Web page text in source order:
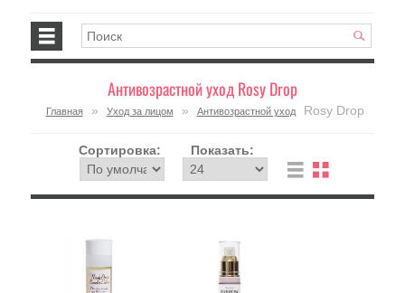
Антивозрастной уход Rosy Drop
Главная » Уход за лицом » Антивозрастной уход Rosy Drop
Сортировка: Показать: